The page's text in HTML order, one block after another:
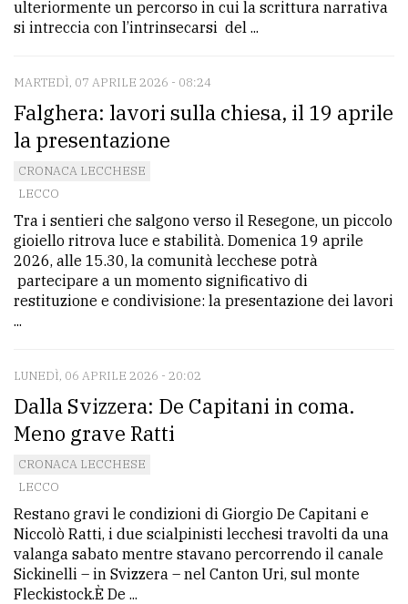
ulteriormente un percorso in cui la scrittura narrativa
si intreccia con l’intrinsecarsi del ...
MARTEDÌ, 07 APRILE 2026 - 08:24
Falghera: lavori sulla chiesa, il 19 aprile
la presentazione
CRONACA LECCHESE
LECCO
Tra i sentieri che salgono verso il Resegone, un piccolo
gioiello ritrova luce e stabilità. Domenica 19 aprile
2026, alle 15.30, la comunità lecchese potrà
partecipare a un momento significativo di
restituzione e condivisione: la presentazione dei lavori
...
LUNEDÌ, 06 APRILE 2026 - 20:02
Dalla Svizzera: De Capitani in coma.
Meno grave Ratti
CRONACA LECCHESE
LECCO
Restano gravi le condizioni di Giorgio De Capitani e
Niccolò Ratti, i due scialpinisti lecchesi travolti da una
valanga sabato mentre stavano percorrendo il canale
Sickinelli – in Svizzera – nel Canton Uri, sul monte
Fleckistock.È De ...